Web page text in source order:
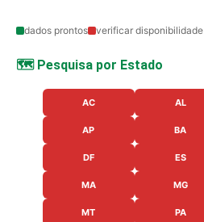
dados prontos verificar disponibilidade
🗺️ Pesquisa por Estado
AC AL
AP BA
DF ES
MA MG
MT PA